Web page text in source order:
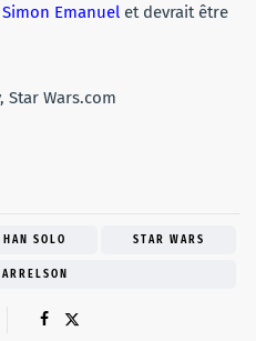
Simon Emanuel et devrait être
Star Wars.com
HAN SOLO STAR WARS